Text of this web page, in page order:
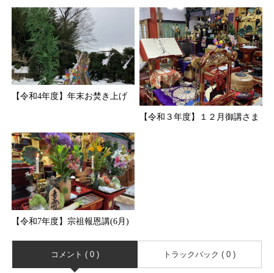
【令和4年度】年末お焚き上げ
【令和３年度】１２月御講さま
【令和7年度】宗祖報恩講(6月)
コメント ( 0 ) トラックバック ( 0 )